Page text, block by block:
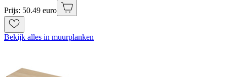
Prijs: 50.49 euro
Bekijk alles in muurplanken